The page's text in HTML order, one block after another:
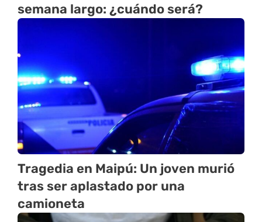
semana largo: ¿cuándo será?
Tragedia en Maipú: Un joven murió
tras ser aplastado por una
camioneta